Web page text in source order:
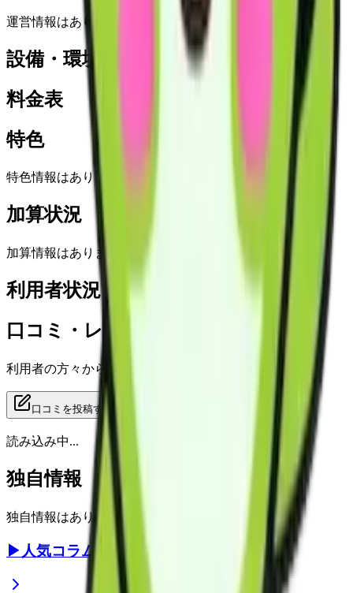
運営情報はありません
設備・環境
料金表
特色
特色情報はありません
加算状況
加算情報はありません
利用者状況
口コミ・レビュー
利用者の方々からの評価をご覧いただけます
口コミを投稿する 投稿
読み込み中...
独自情報
独自情報はありません
▶ 人気コラムランキング